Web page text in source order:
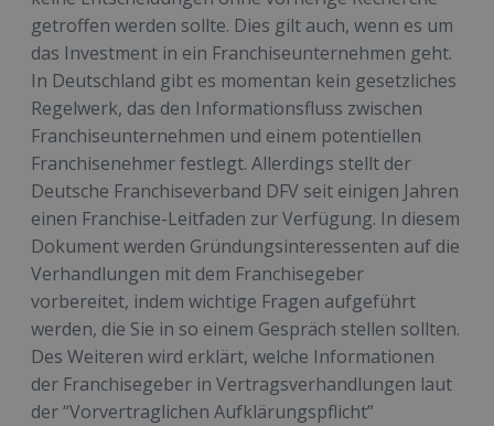
getroffen werden sollte. Dies gilt auch, wenn es um
das Investment in ein Franchiseunternehmen geht.
In Deutschland gibt es momentan kein gesetzliches
Regelwerk, das den Informationsfluss zwischen
Franchiseunternehmen und einem potentiellen
Franchisenehmer festlegt. Allerdings stellt der
Deutsche Franchiseverband DFV seit einigen Jahren
einen Franchise-Leitfaden zur Verfügung. In diesem
Dokument werden Gründungsinteressenten auf die
Verhandlungen mit dem Franchisegeber
vorbereitet, indem wichtige Fragen aufgeführt
werden, die Sie in so einem Gespräch stellen sollten.
Des Weiteren wird erklärt, welche Informationen
der Franchisegeber in Vertragsverhandlungen laut
der “Vorvertraglichen Aufklärungspflicht”